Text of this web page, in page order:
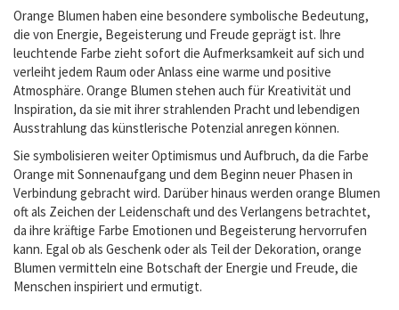
Orange Blumen haben eine besondere symbolische Bedeutung,
die von Energie, Begeisterung und Freude geprägt ist. Ihre
leuchtende Farbe zieht sofort die Aufmerksamkeit auf sich und
verleiht jedem Raum oder Anlass eine warme und positive
Atmosphäre. Orange Blumen stehen auch für Kreativität und
Inspiration, da sie mit ihrer strahlenden Pracht und lebendigen
Ausstrahlung das künstlerische Potenzial anregen können.
Sie symbolisieren weiter Optimismus und Aufbruch, da die Farbe
Orange mit Sonnenaufgang und dem Beginn neuer Phasen in
Verbindung gebracht wird. Darüber hinaus werden orange Blumen
oft als Zeichen der Leidenschaft und des Verlangens betrachtet,
da ihre kräftige Farbe Emotionen und Begeisterung hervorrufen
kann. Egal ob als Geschenk oder als Teil der Dekoration, orange
Blumen vermitteln eine Botschaft der Energie und Freude, die
Menschen inspiriert und ermutigt.